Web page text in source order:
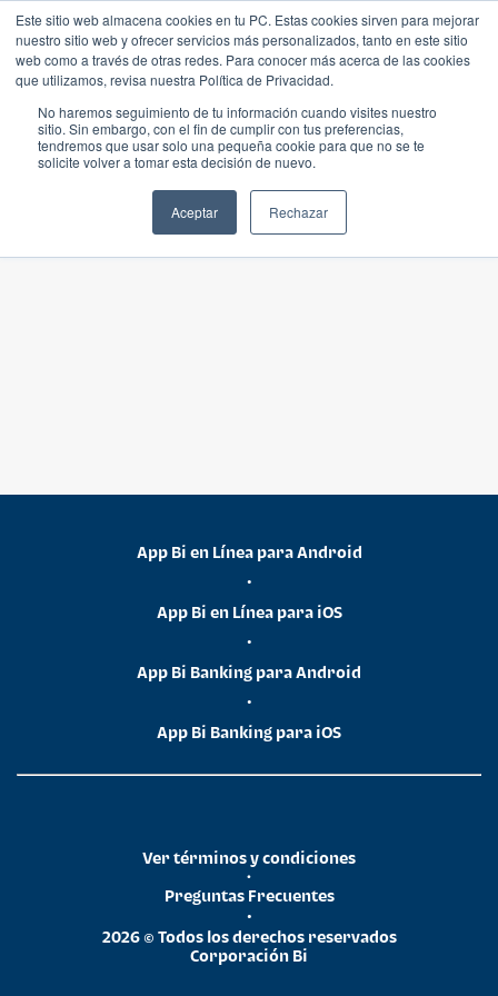
Este sitio web almacena cookies en tu PC. Estas cookies sirven para mejorar
nuestro sitio web y ofrecer servicios más personalizados, tanto en este sitio
web como a través de otras redes. Para conocer más acerca de las cookies
que utilizamos, revisa nuestra Política de Privacidad.
No haremos seguimiento de tu información cuando visites nuestro
sitio. Sin embargo, con el fin de cumplir con tus preferencias,
tendremos que usar solo una pequeña cookie para que no se te
solicite volver a tomar esta decisión de nuevo.
Aceptar Rechazar
App Bi en Línea para Android
•
App Bi en Línea para iOS
•
App Bi Banking para Android
•
App Bi Banking para iOS
2026 © Todos los derechos reservados
Corporación Bi
•
Preguntas Frecuentes
•
Ver términos y condiciones